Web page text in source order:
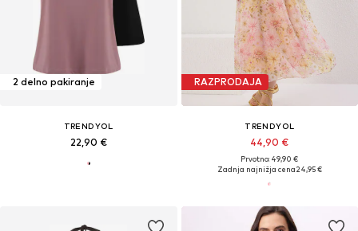
2 delno pakiranje
TRENDYOL
22,90 €
RAZPRODAJA
TRENDYOL
44,90 €
Prvotno: 49,90 €
Zadnja najnižja cena24,95 €